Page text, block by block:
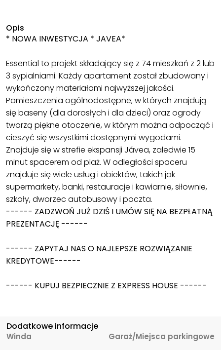
Opis
* NOWA INWESTYCJA * JAVEA*
Essential to projekt składający się z 74 mieszkań z 2 lub
3 sypialniami. Każdy apartament został zbudowany i
wykończony materiałami najwyższej jakości.
Pomieszczenia ogólnodostępne, w których znajdują
się baseny (dla dorosłych i dla dzieci) oraz ogrody
tworzą piękne otoczenie, w którym można odpocząć i
cieszyć się wszystkimi dostępnymi wygodami.
Znajduje się w strefie ekspansji Jávea, zaledwie 15
minut spacerem od plaż. W odległości spaceru
znajduje się wiele usług i obiektów, takich jak
supermarkety, banki, restauracje i kawiarnie, siłownie,
szkoły, dworzec autobusowy i poczta.
------ ZADZWOŃ JUŻ DZIŚ I UMÓW SIĘ NA BEZPŁATNĄ
PREZENTACJĘ ------
------ ZAPYTAJ NAS O NAJLEPSZE ROZWIĄZANIE
KREDYTOWE------
------ KUPUJ BEZPIECZNIE Z EXPRESS HOUSE ------
Dodatkowe informacje
Winda
Garaż/Miejsca parkingowe